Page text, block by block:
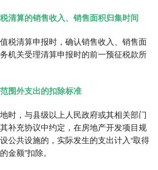
清算的销售收入、销售面积归集时间
税清算申报时，确认销售收入、销售面
机关受理清算申报时的前一预征税款所
围外支出的扣除标准
时，与县级以上人民政府或其相关部门
补充协议中约定，在房地产开发项目规
公共设施的，实际发生的支出计入“取得
金额”扣除。